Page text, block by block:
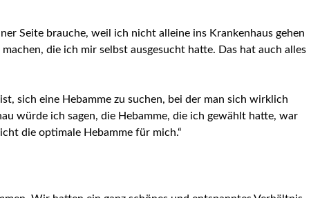
Seite brauche, weil ich nicht alleine ins Krankenhaus gehen
die ich mir selbst ausgesucht hatte. Das hat auch alles
sich eine Hebamme zu suchen, bei der man sich wirklich
würde ich sagen, die Hebamme, die ich gewählt hatte, war
die optimale Hebamme für mich.“